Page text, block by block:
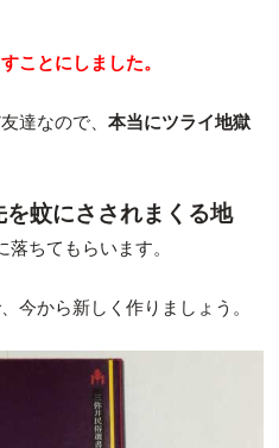
ことにしました。
達なので、 本当にツライ地獄
を蚊にさされまくる地
ちてもらいます。
今から新しく作りましょう。